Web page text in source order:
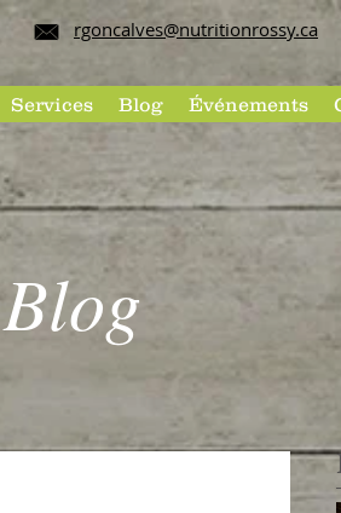
rgoncalves@nutritionrossy.ca
Services Blog Événements
Blog